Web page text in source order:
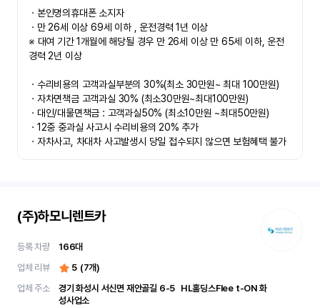
ㆍ본인명의휴대폰 소지자
ㆍ만 26세 이상 69세 이하 , 운전경력 1년 이상
※ 대여 기간 1개월에 해당될 경우 만 26세 이상 만 65세 이하, 운전
경력 2년 이상
ㆍ수리비용의 고객과실부분의 30%(최소 30만원~ 최대 100만원)
ㆍ자차면책금 고객과실 30% (최소30만원~최대100만원)
ㆍ대인/대물면책금 : 고객과실50% (최소10만원 ~최대50만원)
ㆍ12중 중과실 사고시 수리비용의 20% 추가
ㆍ자차사고, 차대차 사고발생시 당일 접수되지 않으면 보험혜택 불가
(주)하모니렌트카
등록 차량 166대
업체 리뷰
5 (7개)
업체 주소
경기 화성시 서신면 재안골길 6-5	 HL홀딩스Flee t-ON 화
성사업소